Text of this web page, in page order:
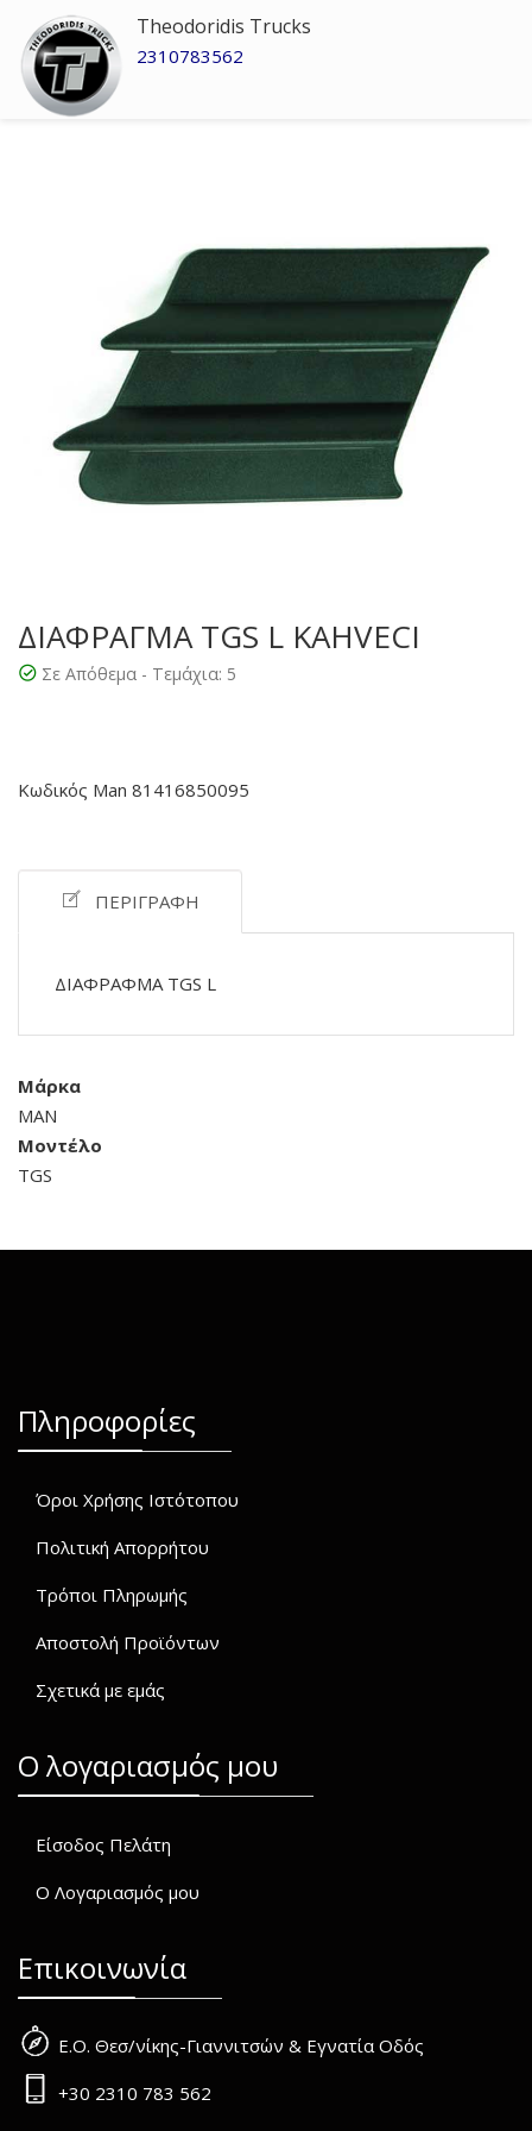
Theodoridis Trucks
2310783562
ΔΙΑΦΡΑΓΜΑ TGS L KAHVECI
Σε Απόθεμα - Τεμάχια: 5
Κωδικός Man 81416850095
ΠΕΡΙΓΡΑΦΉ
ΔΙΑΦΡΑΦΜΑ TGS L
Μάρκα
MAN
Μοντέλο
TGS
Πληροφορίες
Όροι Χρήσης Ιστότοπου
Πολιτική Απορρήτου
Τρόποι Πληρωμής
Αποστολή Προϊόντων
Σχετικά με εμάς
O λογαριασμός μου
Είσοδος Πελάτη
Ο Λογαριασμός μου
Επικοινωνία
Ε.Ο. Θεσ/νίκης-Γιαννιτσών & Εγνατία Οδός
+30 2310 783 562